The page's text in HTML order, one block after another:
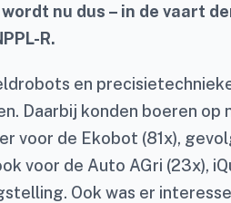
nu dus – in de vaart
R.
en
Daarbij konden boeren op
voor de Ekobot (81x),
voor de Auto AGri (23x),
Ook was er